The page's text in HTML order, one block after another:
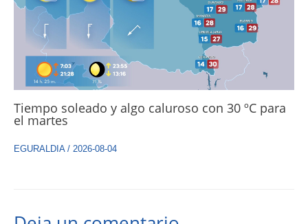
Tiempo soleado y algo caluroso con 30 ºC para
el martes
EGURALDIA/ 2026-08-04